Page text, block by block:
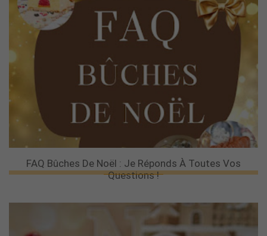
FAQ Bûches De Noël : Je Réponds À Toutes Vos
Questions !